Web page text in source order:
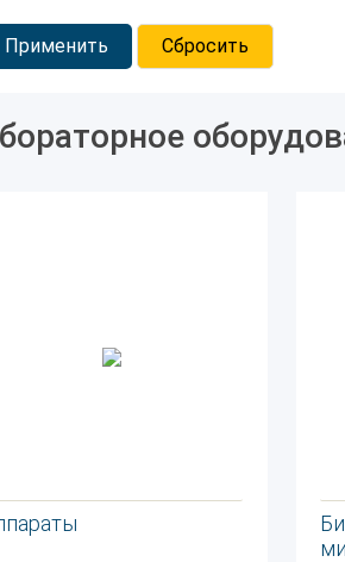
Применить Сбросить